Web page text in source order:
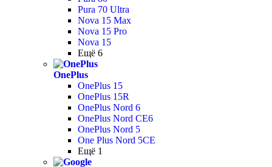
Pura 70 Ultra
Nova 15 Max
Nova 15 Pro
Nova 15
Ещё 6
OnePlus
OnePlus 15
OnePlus 15R
OnePlus Nord 6
OnePlus Nord CE6
OnePlus Nord 5
One Plus Nord 5CE
Ещё 1